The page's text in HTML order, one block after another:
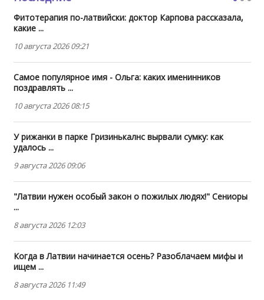
Фитотерапия по-латвийски: доктор Карпова рассказала,
какие ...
10 августа 2026 09:21
Самое популярное имя - Ольга: каких именинников
поздравлять ...
10 августа 2026 08:15
У рижанки в парке Гризинькалнс вырвали сумку: как
удалось ...
9 августа 2026 09:06
"Латвии нужен особый закон о пожилых людях!" Сениоры
...
8 августа 2026 12:03
Когда в Латвии начинается осень? Разоблачаем мифы и
ищем ...
8 августа 2026 11:49